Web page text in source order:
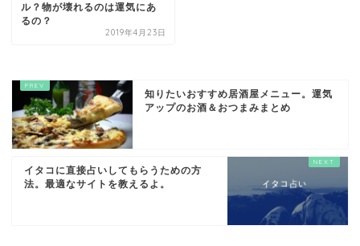
ル？物が壊れるのは運気にあ
るの？
2019年4月23日
知りたいおすすめ居酒屋メニュー。運気
アップのお酒＆おつまみまとめ
イタコに直接占いしてもらうための方
法。最適なサイトを教えるよ。